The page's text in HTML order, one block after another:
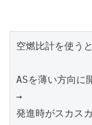
空燃比計を使う
ASを薄い方向に
→
発進時がスカス